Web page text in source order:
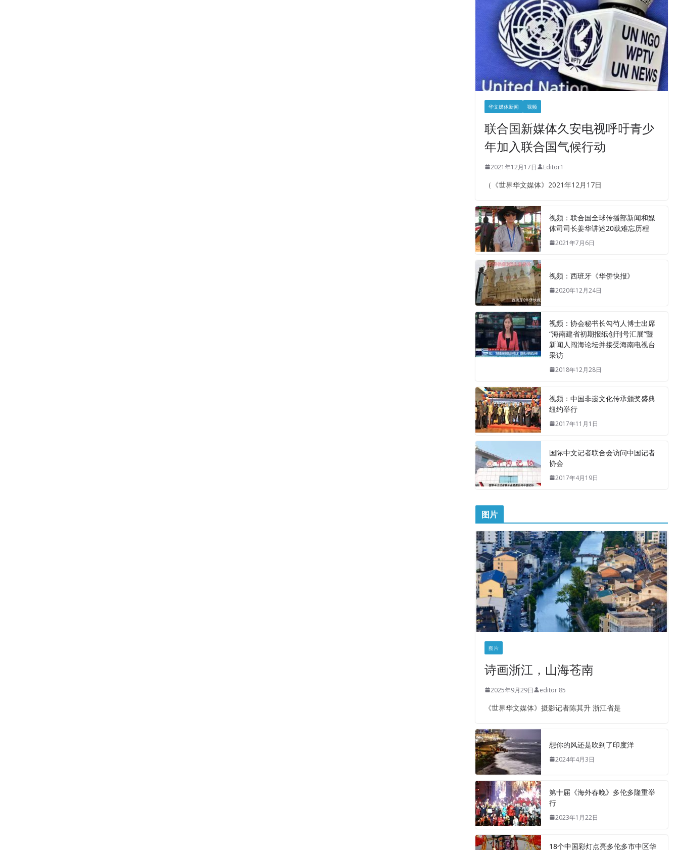
华文媒体新闻 视频
联合国新媒体久安电视呼吁青少
年加入联合国气候行动
2021年12月17日 Editor1
（《世界华文媒体》2021年12月17日
视频：联合国全球传播部新闻和媒
体司司长姜华讲述20载难忘历程
2021年7月6日
视频：西班牙《华侨快报》
2020年12月24日
视频：协会秘书长勾芍人博士出席
“海南建省初期报纸创刊号汇展”暨
新闻人闯海论坛并接受海南电视台
采访
2018年12月28日
视频：中国非遗文化传承颁奖盛典
纽约举行
2017年11月1日
国际中文记者联合会访问中国记者
协会
2017年4月19日
图片
图片
诗画浙江，山海苍南
2025年9月29日 editor 85
《世界华文媒体》摄影记者陈其升 浙江省是
想你的风还是吹到了印度洋
2024年4月3日
第十届《海外春晚》多伦多隆重举
行
2023年1月22日
18个中国彩灯点亮多伦多市中区华